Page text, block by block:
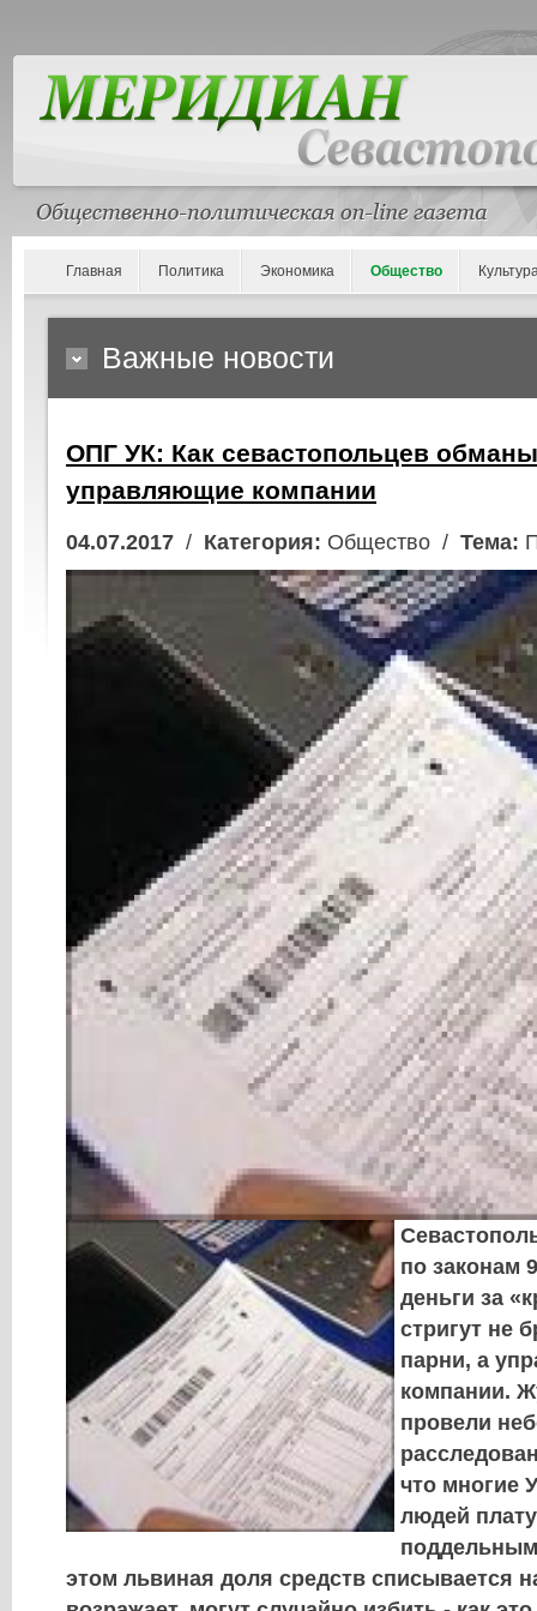
Главная Политика Экономика Общество
Важные новости
ОПГ УК: Как севастопольцев
управляющие компании
04.07.2017 / Категория: Общество / Тема:
по законам
деньги за
стригут не
парни, а
компании.
провели
что многие
людей
этом львиная доля средств списывается